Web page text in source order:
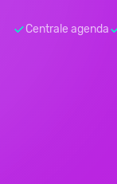
Centrale agenda